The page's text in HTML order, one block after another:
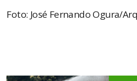
Foto: José Fernando Ogura/